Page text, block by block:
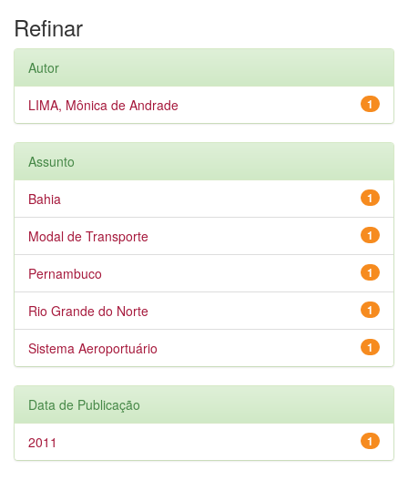
Refinar
Autor
1
LIMA, Mônica de Andrade
Assunto
1
Bahia
1
Modal de Transporte
1
Pernambuco
1
Rio Grande do Norte
1
Sistema Aeroportuário
Data de Publicação
1
2011